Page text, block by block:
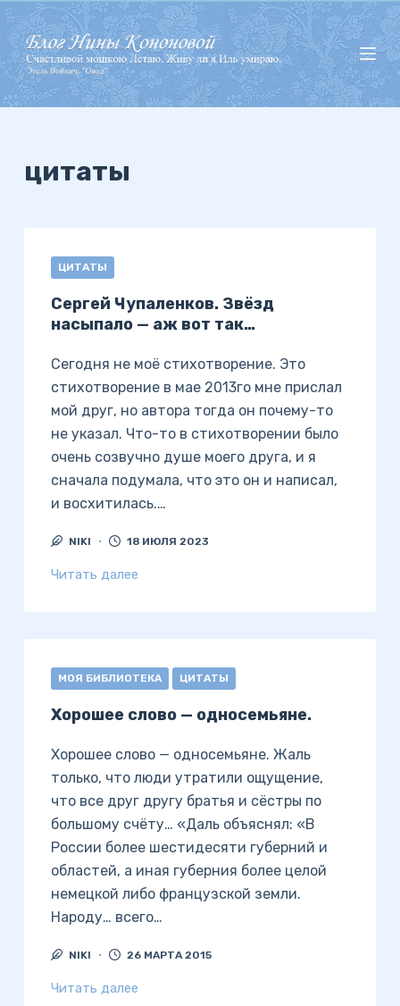
П
е
р
е
й
цитаты
ЦИТАТЫ
Сергей Чупаленков. Звёзд
насыпало — аж вот так…
Сегодня не моё стихотворение. Это
стихотворение в мае 2013го мне прислал
мой друг, но автора тогда он почему-то
не указал. Что-то в стихотворении было
очень созвучно душе моего друга, и я
сначала подумала, что это он и написал,
и восхитилась.…
NIKI 18 ИЮЛЯ 2023
Читать далее
МОЯ БИБЛИОТЕКА ЦИТАТЫ
Хорошее слово — односемьяне.
Хорошее слово — односемьяне. Жаль
только, что люди утратили ощущение,
что все друг другу братья и сёстры по
большому счёту… «Даль объяснял: «В
России более шестидесяти губерний и
областей, а иная губерния более целой
немецкой либо французской земли.
Народу… всего…
NIKI 26 МАРТА 2015
Читать далее